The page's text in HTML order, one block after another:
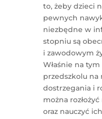
to, żeby dzieci
pewnych
niezbędne w
stopniu są
i zawodowym
Właśnie na
przedszkolu na
dostrzegania i
można
oraz nauczyć